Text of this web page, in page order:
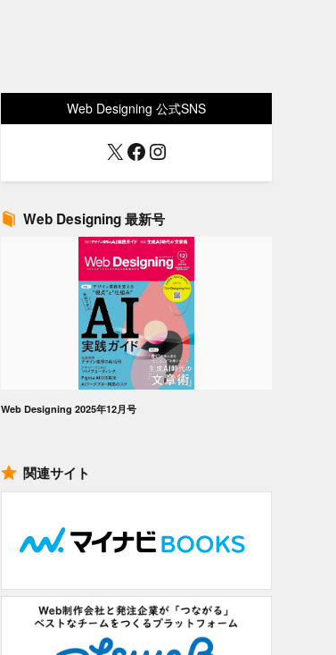
Web Designing 公式SNS
X Facebook
Instagram
Web Designing 最新号
Web Designing 2025年12月号
関連サイト